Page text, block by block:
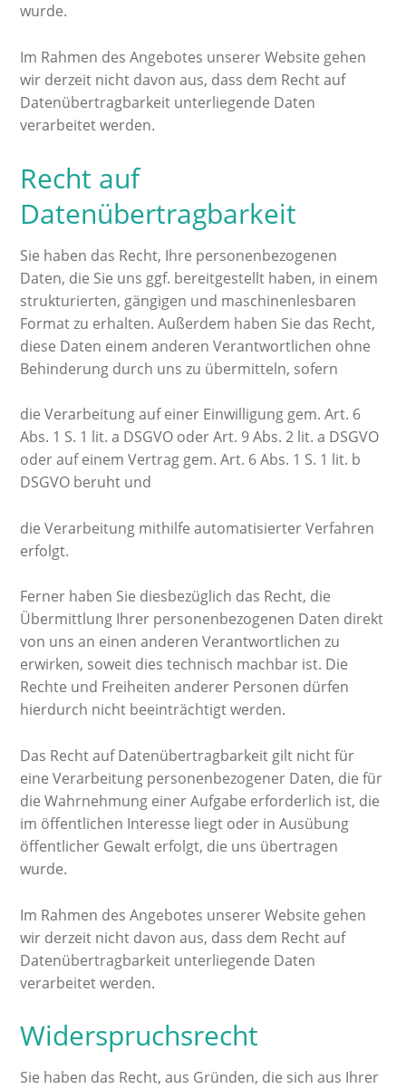
wurde.
Im Rahmen des Angebotes unserer Website gehen
wir derzeit nicht davon aus, dass dem Recht auf
Datenübertragbarkeit unterliegende Daten
verarbeitet werden.
Recht auf
Datenübertragbarkeit
Sie haben das Recht, Ihre personenbezogenen
Daten, die Sie uns ggf. bereitgestellt haben, in einem
strukturierten, gängigen und maschinenlesbaren
Format zu erhalten. Außerdem haben Sie das Recht,
diese Daten einem anderen Verantwortlichen ohne
Behinderung durch uns zu übermitteln, sofern
die Verarbeitung auf einer Einwilligung gem. Art. 6
Abs. 1 S. 1 lit. a DSGVO oder Art. 9 Abs. 2 lit. a DSGVO
oder auf einem Vertrag gem. Art. 6 Abs. 1 S. 1 lit. b
DSGVO beruht und
die Verarbeitung mithilfe automatisierter Verfahren
erfolgt.
Ferner haben Sie diesbezüglich das Recht, die
Übermittlung Ihrer personenbezogenen Daten direkt
von uns an einen anderen Verantwortlichen zu
erwirken, soweit dies technisch machbar ist. Die
Rechte und Freiheiten anderer Personen dürfen
hierdurch nicht beeinträchtigt werden.
Das Recht auf Datenübertragbarkeit gilt nicht für
eine Verarbeitung personenbezogener Daten, die für
die Wahrnehmung einer Aufgabe erforderlich ist, die
im öffentlichen Interesse liegt oder in Ausübung
öffentlicher Gewalt erfolgt, die uns übertragen
wurde.
Im Rahmen des Angebotes unserer Website gehen
wir derzeit nicht davon aus, dass dem Recht auf
Datenübertragbarkeit unterliegende Daten
verarbeitet werden.
Widerspruchsrecht
Sie haben das Recht, aus Gründen, die sich aus Ihrer